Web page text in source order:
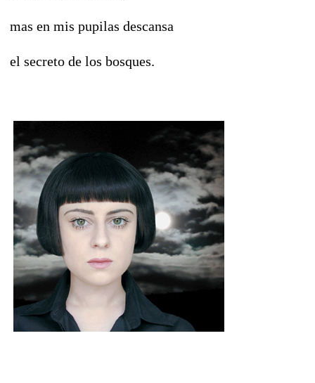
mas en mis pupilas descansa
el secreto de los bosques.